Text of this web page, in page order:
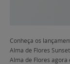
Conheça os
Alma de Flores
Alma de Flores